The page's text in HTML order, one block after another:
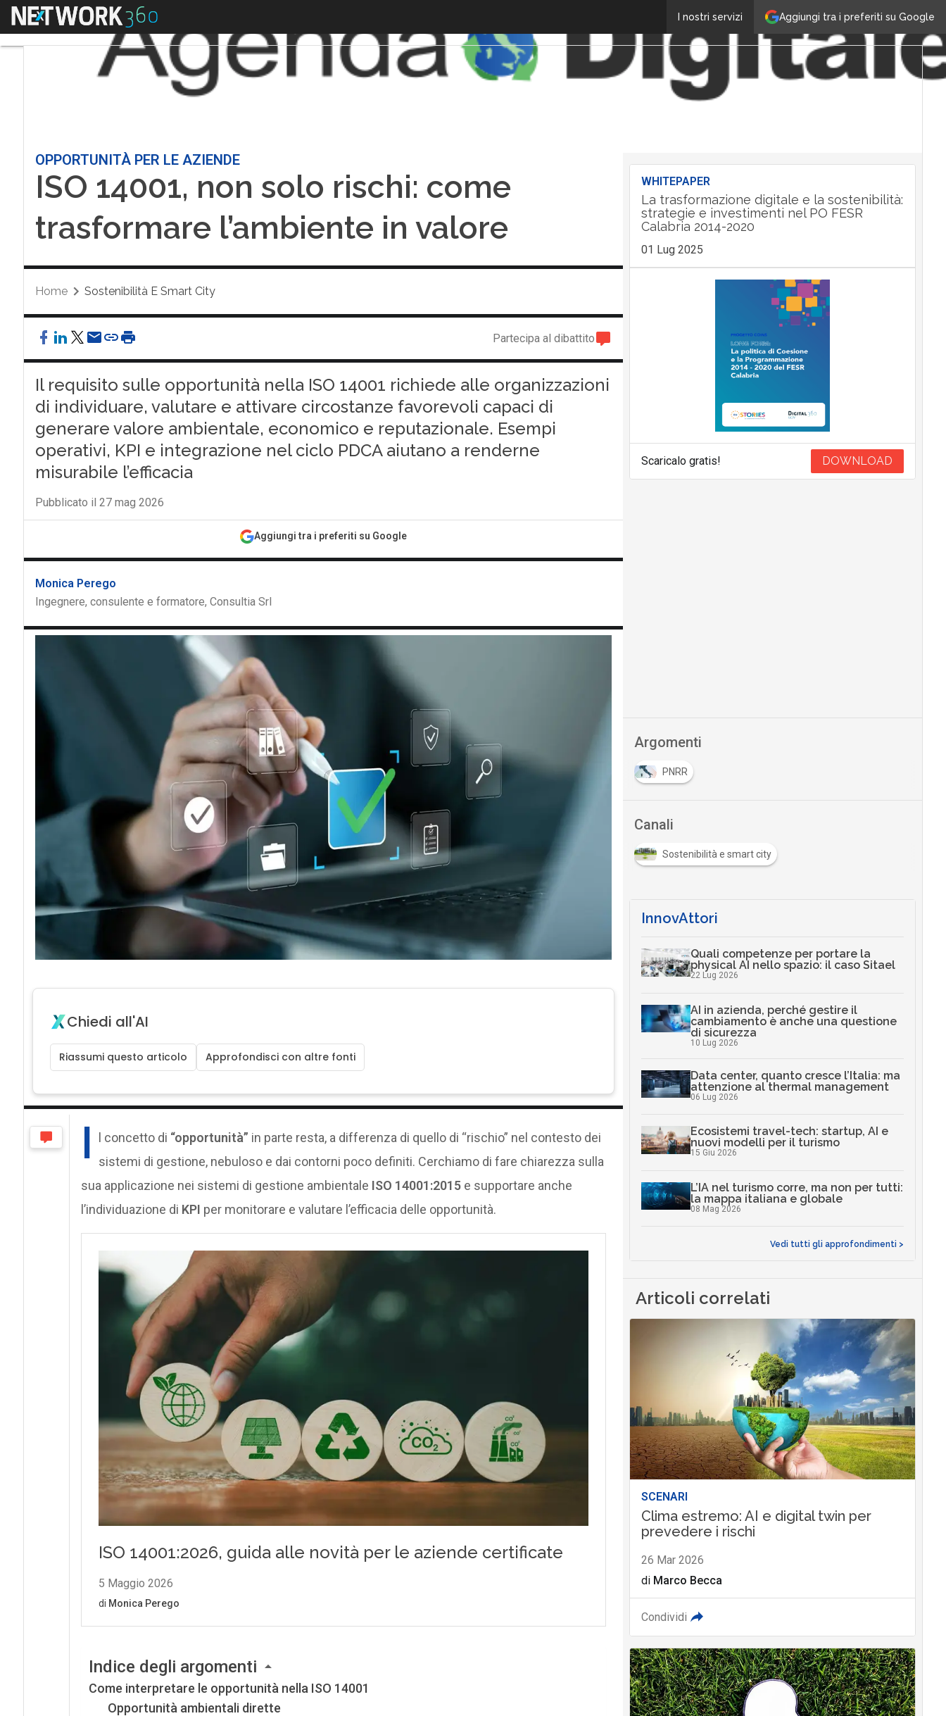
Aggiungi tra i preferiti su Google
I nostri servizi
Menu
OPPORTUNITÀ PER LE AZIENDE
ISO 14001, non solo rischi: come
trasformare l’ambiente in valore
Home Sostenibilità E Smart City
Partecipa al dibattito
Il requisito sulle opportunità nella ISO 14001 richiede alle organizzazioni
di individuare, valutare e attivare circostanze favorevoli capaci di
generare valore ambientale, economico e reputazionale. Esempi
operativi, KPI e integrazione nel ciclo PDCA aiutano a renderne
misurabile l’efficacia
Pubblicato il 27 mag 2026
Aggiungi tra i preferiti su Google
Monica Perego
Ingegnere, consulente e formatore, Consultia Srl
Chiedi all'AI
Riassumi questo articolo Approfondisci con altre fonti
I l concetto di “opportunità” in parte resta, a differenza di quello di “rischio” nel contesto dei
sistemi di gestione, nebuloso e dai contorni poco definiti. Cerchiamo di fare chiarezza sulla
sua applicazione nei sistemi di gestione ambientale ISO 14001:2015e supportare anche
l’individuazione di KPI per monitorare e valutare l’efficacia delle opportunità.
Indice degli argomenti
Come interpretare le opportunità nella ISO 14001
Opportunità ambientali dirette
WHITEPAPER
La trasformazione digitale e la sostenibilità:
strategie e investimenti nel PO FESR
Calabria 2014-2020
01 Lug 2025
Scaricalo gratis! DOWNLOAD
Argomenti
PNRR
Canali
Sostenibilità e smart city
InnovAttori
Quali competenze per portare la
physical AI nello spazio: il caso Sitael
22 Lug 2026
AI in azienda, perché gestire il
cambiamento è anche una questione
di sicurezza
10 Lug 2026
Data center, quanto cresce l’Italia: ma
attenzione al thermal management
06 Lug 2026
Ecosistemi travel-tech: startup, AI e
nuovi modelli per il turismo
15 Giu 2026
L’IA nel turismo corre, ma non per tutti:
la mappa italiana e globale
08 Mag 2026
Vedi tutti gli approfondimenti >
Articoli correlati
SCENARI
Clima estremo: AI e digital twin per
prevedere i rischi
26 Mar 2026
di Marco Becca
Condividi